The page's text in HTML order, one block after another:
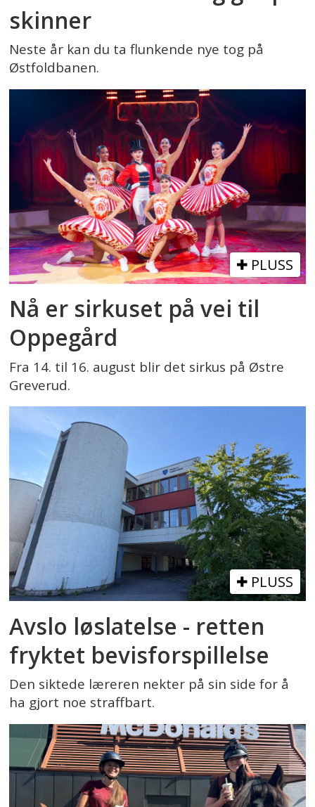
skinner
Neste år kan du ta flunkende nye tog på
Østfoldbanen.
PLUSS
Nå er sirkuset på vei til
Oppegård
Fra 14. til 16. august blir det sirkus på Østre
Greverud.
PLUSS
Avslo løslatelse - retten
fryktet bevisforspillelse
Den siktede læreren nekter på sin side for å
ha gjort noe straffbart.